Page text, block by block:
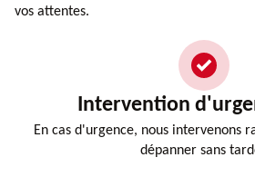
vos attentes.
Intervention
En cas d'urgence, nous intervenons
dépanner sans